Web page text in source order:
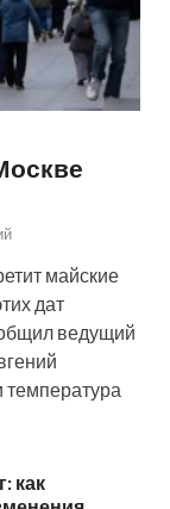
майские
дат
ведущий
как